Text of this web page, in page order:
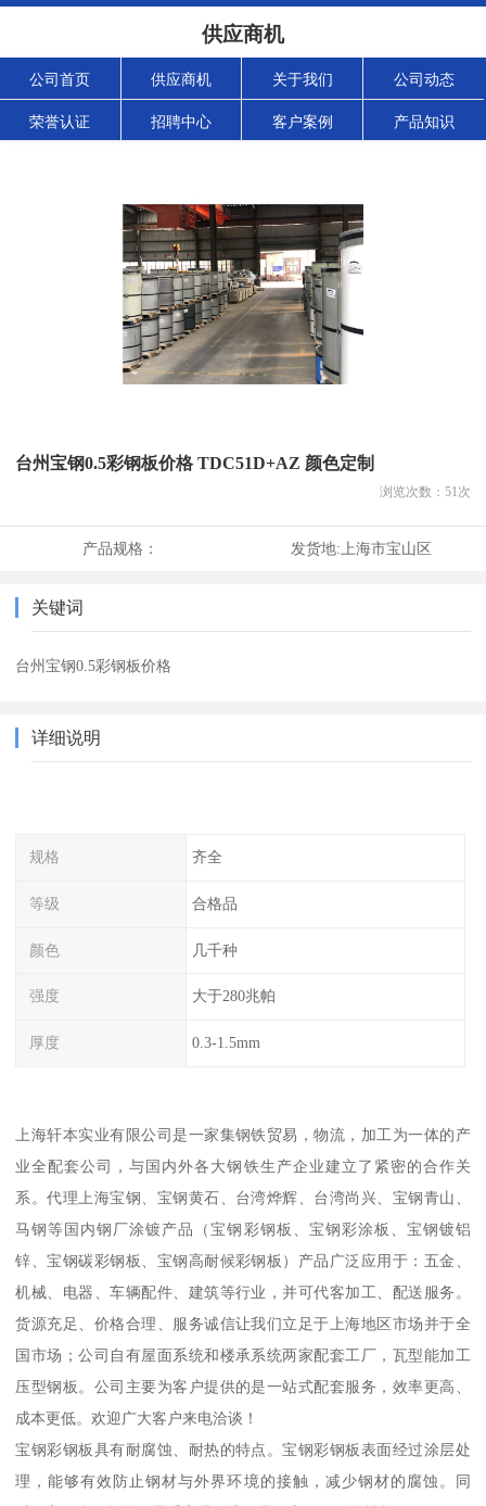
供应商机
公司首页 供应商机 关于我们 公司动态
荣誉认证 招聘中心 客户案例 产品知识
台州宝钢0.5彩钢板价格 TDC51D+AZ 颜色定制
浏览次数： 51次
产品规格： 发货地: 上海市宝山区
关键词
台州宝钢0.5彩钢板价格
详细说明
规格 齐全
等级 合格品
颜色 几千种
强度 大于280兆帕
厚度 0.3-1.5mm
上海轩本实业有限公司是一家集钢铁贸易，物流，加工为一体的产
业全配套公司，与国内外各大钢铁生产企业建立了紧密的合作关
系。代理上海宝钢、宝钢黄石、台湾烨辉、台湾尚兴、宝钢青山、
马钢等国内钢厂涂镀产品（宝钢彩钢板、宝钢彩涂板、宝钢镀铝
锌、宝钢碳彩钢板、宝钢高耐候彩钢板）产品广泛应用于：五金、
机械、电器、车辆配件、建筑等行业，并可代客加工、配送服务。
货源充足、价格合理、服务诚信让我们立足于上海地区市场并于全
国市场；公司自有屋面系统和楼承系统两家配套工厂，瓦型能加工
压型钢板。公司主要为客户提供的是一站式配套服务，效率更高、
成本更低。欢迎广大客户来电洽谈！
宝钢彩钢板具有耐腐蚀、耐热的特点。宝钢彩钢板表面经过涂层处
理，能够有效防止钢材与外界环境的接触，减少钢材的腐蚀。同